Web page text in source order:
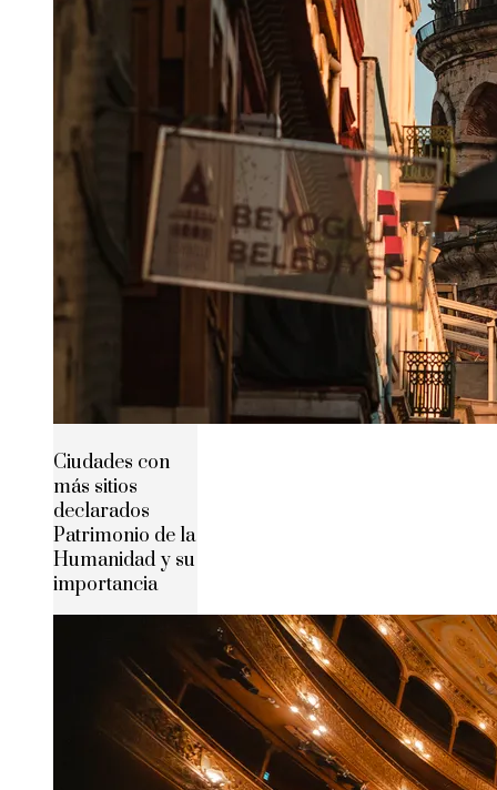
Ciudades con
más sitios
declarados
Patrimonio de la
Humanidad y su
importancia